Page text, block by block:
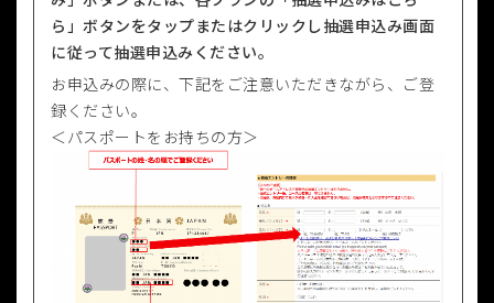
ら」ボタンをタップまたはクリックし抽選申込み画面
に従って抽選申込みください。
お申込みの際に、下記をご注意いただきながら、ご登
録ください。
＜パスポートをお持ちの方＞